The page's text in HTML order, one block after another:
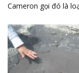
Cameron gọi đó là